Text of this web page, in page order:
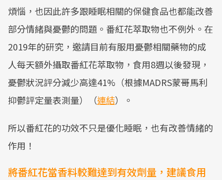
煩惱，也因此許多跟睡眠相關的保健食品也都能改善
部分情緒與憂鬱的問題。番紅花萃取物也不例外。在
2019年的研究，邀請目前有服用憂鬱相關藥物的成
人每天額外攝取番紅花萃取物，食用8週以後發現，
憂鬱狀況評分減少高達41%（根據MADRS蒙哥馬利
抑鬱評定量表測量）（連結）。
所以番紅花的功效不只是優化睡眠，也有改善情緒的
作用！
將番紅花當香料較難達到有效劑量，建議食用